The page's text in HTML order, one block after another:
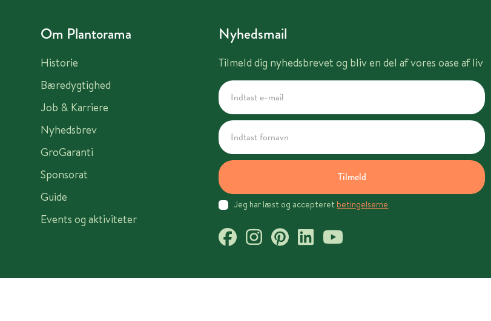
Om Plantorama
Historie
Bæredygtighed
Job & Karriere
Nyhedsbrev
GroGaranti
Sponsorat
Guide
Events og aktiviteter
Nyhedsmail
Tilmeld dig nyhedsbrevet og bliv en del af vores oase af liv
Tilmeld
Jeg har læst og accepteret betingelserne